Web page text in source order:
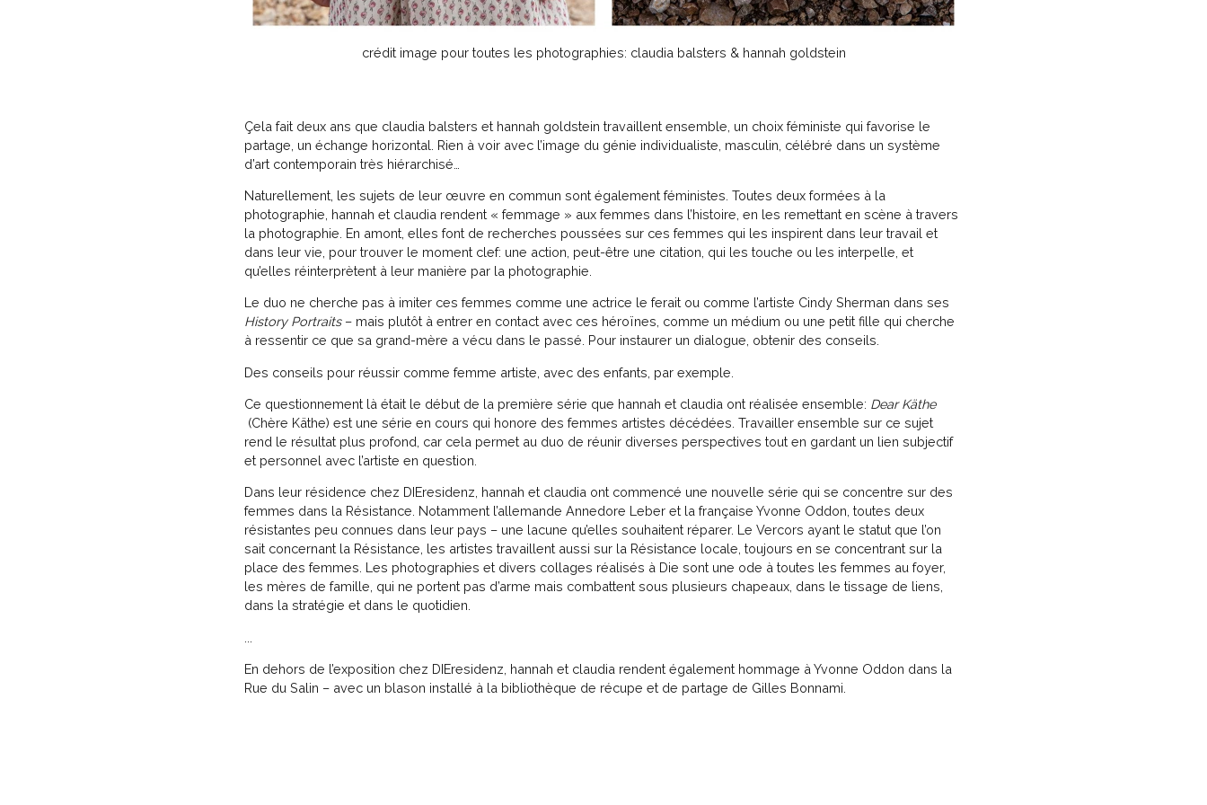
crédit image pour toutes les photographies: claudia balsters & hannah goldstein
Çela fait deux ans que claudia balsters et hannah goldstein travaillent ensemble, un choix féministe qui favorise le
partage, un échange horizontal. Rien à voir avec l’image du génie individualiste, masculin, célébré dans un système
d’art contemporain très hiérarchisé…
Naturellement, les sujets de leur œuvre en commun sont également féministes. Toutes deux formées à la
photographie, hannah et claudia rendent « femmage » aux femmes dans l’histoire, en les remettant en scène à travers
la photographie. En amont, elles font de recherches poussées sur ces femmes qui les inspirent dans leur travail et
dans leur vie, pour trouver le moment clef: une action, peut-être une citation, qui les touche ou les interpelle, et
qu’elles réinterprètent à leur manière par la photographie.
Le duo ne cherche pas à imiter ces femmes comme une actrice le ferait ou comme l’artiste Cindy Sherman dans ses
History Portraits – mais plutôt à entrer en contact avec ces héroïnes, comme un médium ou une petit fille qui cherche
à ressentir ce que sa grand-mère a vécu dans le passé. Pour instaurer un dialogue, obtenir des conseils.
Des conseils pour réussir comme femme artiste, avec des enfants, par exemple.
Ce questionnement là était le début de la première série que hannah et claudia ont réalisée ensemble: Dear Käthe
(Chère Käthe) est une série en cours qui honore des femmes artistes décédées. Travailler ensemble sur ce sujet
rend le résultat plus profond, car cela permet au duo de réunir diverses perspectives tout en gardant un lien subjectif
et personnel avec l’artiste en question.
Dans leur résidence chez DIEresidenz, hannah et claudia ont commencé une nouvelle série qui se concentre sur des
femmes dans la Résistance. Notamment l’allemande Annedore Leber et la française Yvonne Oddon, toutes deux
résistantes peu connues dans leur pays – une lacune qu’elles souhaitent réparer. Le Vercors ayant le statut que l’on
sait concernant la Résistance, les artistes travaillent aussi sur la Résistance locale, toujours en se concentrant sur la
place des femmes. Les photographies et divers collages réalisés à Die sont une ode à toutes les femmes au foyer,
les mères de famille, qui ne portent pas d’arme mais combattent sous plusieurs chapeaux, dans le tissage de liens,
dans la stratégie et dans le quotidien.
En dehors de l’exposition chez DIEresidenz, hannah et claudia rendent également hommage à Yvonne Oddon dans la
Rue du Salin – avec un blason installé à la bibliothèque de récupe et de partage de Gilles Bonnami.